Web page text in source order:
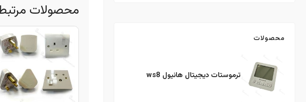
محصولات
محصولات
ترموستات دیجیتال هانیول ws8